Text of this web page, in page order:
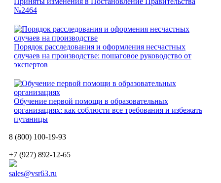
№2464
Порядок расследования и оформления несчастных
случаев на производстве: пошаговое руководство от
экспертов
Обучение первой помощи в образовательных
организациях: как соблюсти все требования и избежать
путаницы
8 (800) 100-19-93
+7 (927) 892-12-65
sales@vsr63.ru